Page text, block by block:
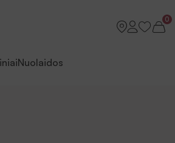
0
Nuolaidos